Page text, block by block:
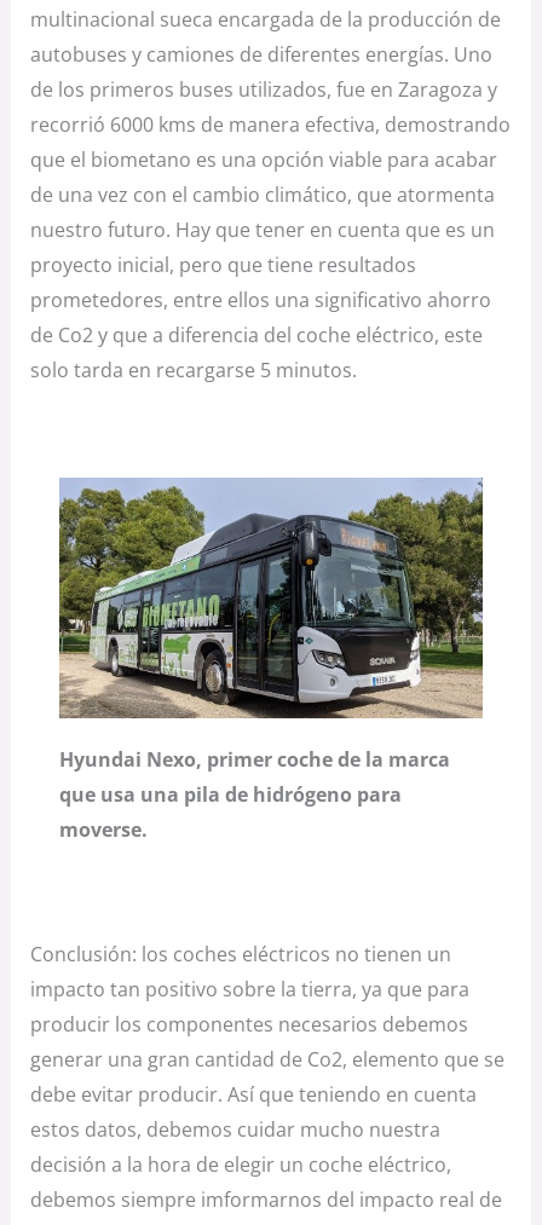
multinacional sueca encargada de la producción de
autobuses y camiones de diferentes energías. Uno
de los primeros buses utilizados, fue en Zaragoza y
recorrió 6000 kms de manera efectiva, demostrando
que el biometano es una opción viable para acabar
de una vez con el cambio climático, que atormenta
nuestro futuro. Hay que tener en cuenta que es un
proyecto inicial, pero que tiene resultados
prometedores, entre ellos una significativo ahorro
de Co2 y que a diferencia del coche eléctrico, este
solo tarda en recargarse 5 minutos.
Hyundai Nexo, primer coche de la marca
que usa una pila de hidrógeno para
moverse.
Conclusión: los coches eléctricos no tienen un
impacto tan positivo sobre la tierra, ya que para
producir los componentes necesarios debemos
generar una gran cantidad de Co2, elemento que se
debe evitar producir. Así que teniendo en cuenta
estos datos, debemos cuidar mucho nuestra
decisión a la hora de elegir un coche eléctrico,
debemos siempre imformarnos del impacto real de